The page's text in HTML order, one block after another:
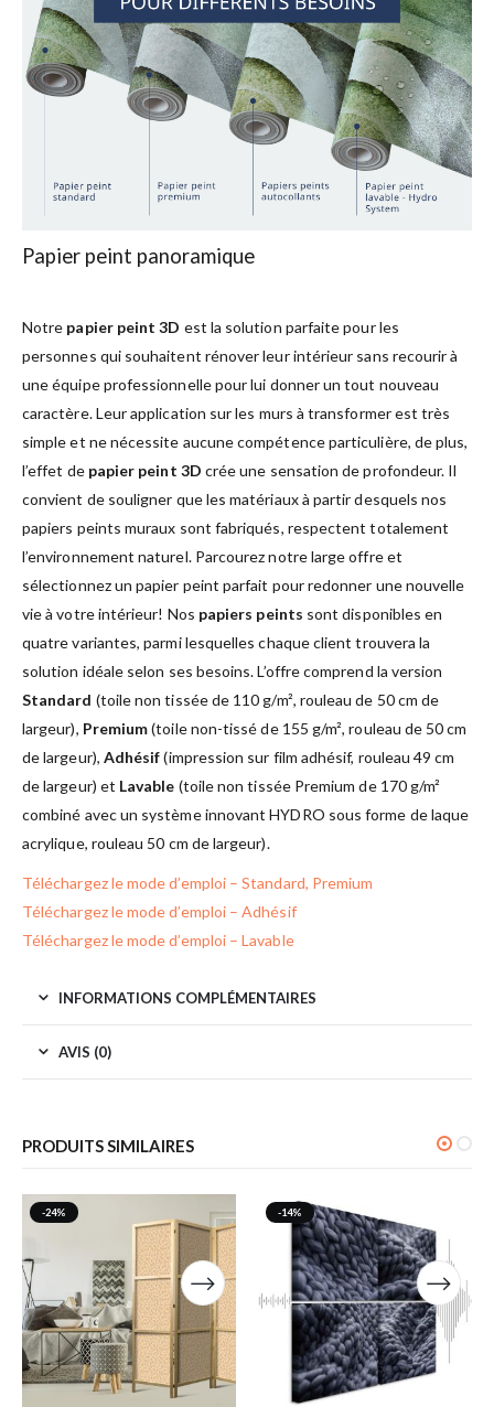
Papier peint panoramique
Notre papier peint 3D est la solution parfaite pour les
personnes qui souhaitent rénover leur intérieur sans recourir à
une équipe professionnelle pour lui donner un tout nouveau
caractère. Leur application sur les murs à transformer est très
simple et ne nécessite aucune compétence particulière, de plus,
l’effet de papier peint 3D crée une sensation de profondeur. Il
convient de souligner que les matériaux à partir desquels nos
papiers peints muraux sont fabriqués, respectent totalement
l’environnement naturel. Parcourez notre large offre et
sélectionnez un papier peint parfait pour redonner une nouvelle
vie à votre intérieur! Nos papiers peints sont disponibles en
quatre variantes, parmi lesquelles chaque client trouvera la
solution idéale selon ses besoins. L’offre comprend la version
Standard (toile non tissée de 110 g/m², rouleau de 50 cm de
largeur), Premium(toile non-tissé de 155 g/m², rouleau de 50 cm
de largeur), Adhésif(impression sur film adhésif, rouleau 49 cm
de largeur) et Lavable (toile non tissée Premium de 170 g/m²
combiné avec un système innovant HYDRO sous forme de laque
acrylique, rouleau 50 cm de largeur).
Téléchargez le mode d’emploi – Standard, Premium
Téléchargez le mode d’emploi – Adhésif
Téléchargez le mode d’emploi – Lavable
INFORMATIONS COMPLÉMENTAIRES
AVIS (0)
PRODUITS SIMILAIRES
-24% -14%